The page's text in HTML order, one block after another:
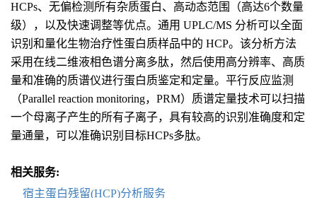
HCPs、无偏检测所有杂质蛋白、高动态范围（高达6个数量
级），以及快速调整等优点。通用 UPLC/MS 分析可以全面
识别和量化生物治疗性蛋白质样品中的 HCP。该分析方法
采用在线二维液相色谱分离多肽，然后使用高分辨率、高质
量和准确的质谱仪进行蛋白质鉴定和定量。平行反应监测
（Parallel reaction monitoring，PRM）质谱定量技术可以扫描
一个母离子产生的所有子离子，具有较高的识别准确度和定
量通量，可以准确识别目标HCPs多肽。
相关服务:
宿主蛋白残留(HCP)分析服务